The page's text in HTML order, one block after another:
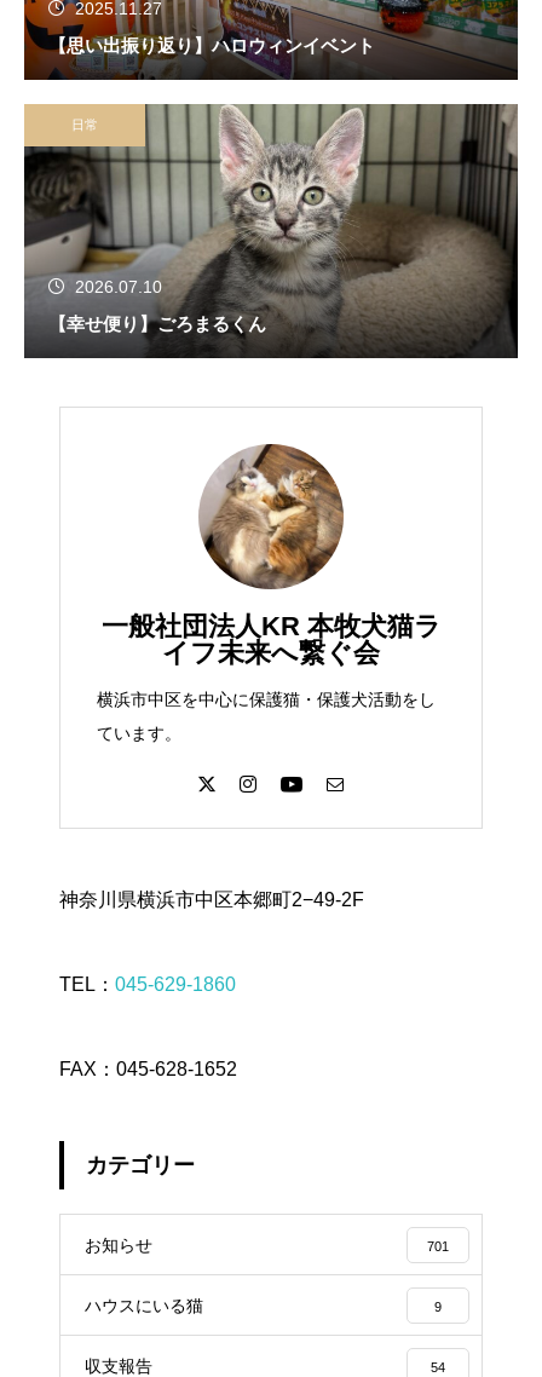
2025.11.27
【思い出振り返り】ハロウィンイベント
日常
2026.07.10
【幸せ便り】ごろまるくん
一般社団法人KR 本牧犬猫ラ
イフ未来へ繋ぐ会
横浜市中区を中心に保護猫・保護犬活動をし
ています。
神奈川県横浜市中区本郷町2−49-2F
TEL： 045-629-1860
FAX：045-628-1652
カテゴリー
お知らせ 701
ハウスにいる猫 9
収支報告 54